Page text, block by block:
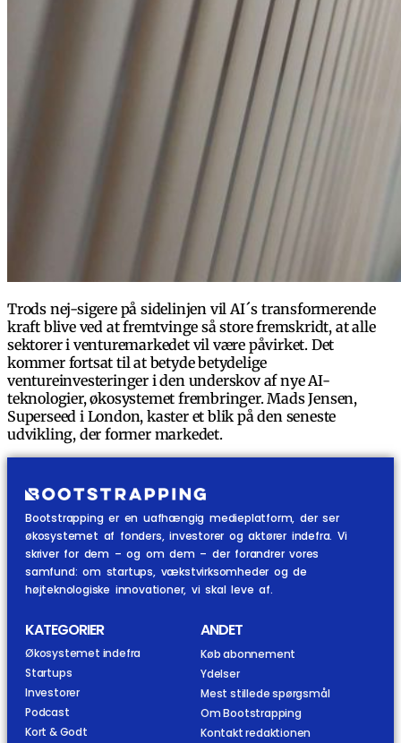
Trods nej-sigere på sidelinjen vil AI´s transformerende
kraft blive ved at fremtvinge så store fremskridt, at alle
sektorer i venturemarkedet vil være påvirket. Det
kommer fortsat til at betyde betydelige
ventureinvesteringer i den underskov af nye AI-
teknologier, økosystemet frembringer. Mads Jensen,
Superseed i London, kaster et blik på den seneste
udvikling, der former markedet.
Bootstrapping er en uafhængig medieplatform, der ser
økosystemet af fonders, investorer og aktører indefra. Vi
skriver for dem – og om dem – der forandrer vores
samfund: om startups, vækstvirksomheder og de
højteknologiske innovationer, vi skal leve af.
KATEGORIER
Økosystemet indefra
Startups
Investorer
Podcast
Kort & Godt
ANDET
Køb abonnement
Ydelser
Mest stillede spørgsmål
Om Bootstrapping
Kontakt redaktionen